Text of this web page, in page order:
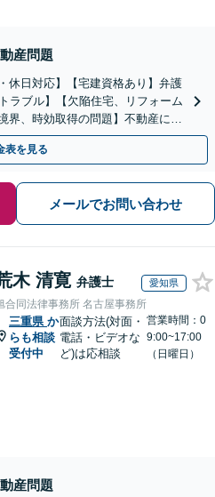
産問題
休日対応】【宅建資格あり】弁護
ラブル】【欠陥住宅、リフォーム
界、時効取得の問題】不動産に関
験あり。
表を見る
メールでお問い合わせ
木 清寛 弁護士 愛知県
合同法律事務所 名古屋事務所
三重県 か
らも相談
受付中
面談方法(対面・
電話・ビデオな
ど)は応相談
営業時間：0
9:00~17:00
（日曜日）
産問題